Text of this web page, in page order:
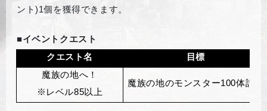
ント)1個を獲得できます。
■イベントクエスト
クエスト名
目標
魔族の地へ！
※レベル85以上
魔族の地のモンスター100体討伐